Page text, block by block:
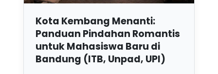
Kota Kembang Menanti:
Panduan Pindahan Romantis
untuk Mahasiswa Baru di
Bandung (ITB, Unpad, UPI)